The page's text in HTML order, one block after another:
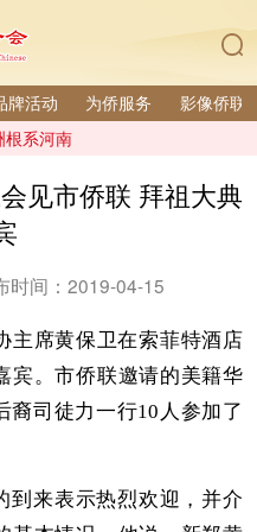
牌活动 为侨服务 影像侨联
根系河南
见市侨联 拜祖大典
时间：2019-04-15
主席黄保卫在索菲特酒店
宾。市侨联邀请的美籍华
裔司徒力一行10人参加了
到来表示热烈欢迎，并介